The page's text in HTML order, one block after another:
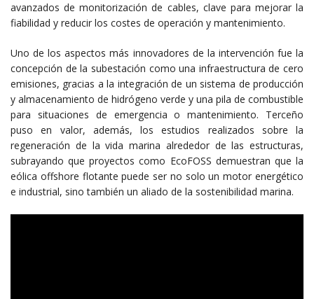
avanzados de monitorización de cables, clave para mejorar la
fiabilidad y reducir los costes de operación y mantenimiento.
Uno de los aspectos más innovadores de la intervención fue la
concepción de la subestación como una infraestructura de cero
emisiones, gracias a la integración de un sistema de producción
y almacenamiento de hidrógeno verde y una pila de combustible
para situaciones de emergencia o mantenimiento. Terceño
puso en valor, además, los estudios realizados sobre la
regeneración de la vida marina alrededor de las estructuras,
subrayando que proyectos como EcoFOSS demuestran que la
eólica offshore flotante puede ser no solo un motor energético
e industrial, sino también un aliado de la sostenibilidad marina.